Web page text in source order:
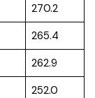
270.2
265.4
262.9
252.0